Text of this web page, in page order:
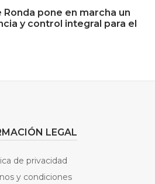
pone en marcha un
y control integral para el
LEGAL
de privacidad
y condiciones